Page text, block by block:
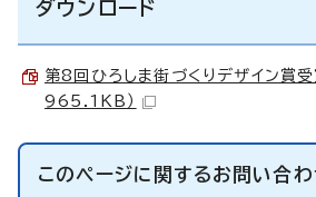
ダウンロード
第8回ひろしま街づくりデザイン賞
965.1KB）
このページに関するお問い合わ